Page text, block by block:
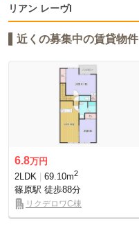
リアン レーヴI
近くの募集中の賃貸物件
6.8万円
2LDK
69.10m2
篠原駅 徒歩88分
リクデロワC棟